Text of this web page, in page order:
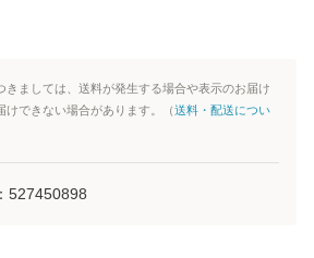
ましては、送料が発生する場合や表示のお届け
けできない場合があります。（送料・配送につい
527450898